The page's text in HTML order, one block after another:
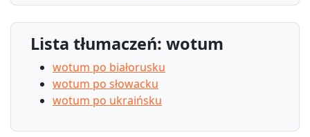
Lista tłumaczeń: wotum
wotum po białorusku
wotum po słowacku
wotum po ukraińsku